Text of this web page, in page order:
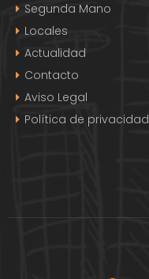
Segunda Mano
Locales
Actualidad
Contacto
Aviso Legal
Política de privacidad